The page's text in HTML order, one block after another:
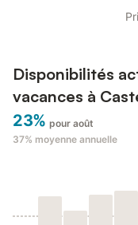
Disponibilités
vacances à
23% pour août
37% moyenne annuelle